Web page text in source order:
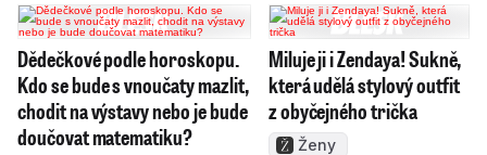
Dědečkové podle horoskopu.
Kdo se bude s vnoučaty mazlit,
chodit na výstavy nebo je bude
doučovat matematiku?
Miluje ji i Zendaya! Sukně,
která udělá stylový outfit
z obyčejného trička
Ženy